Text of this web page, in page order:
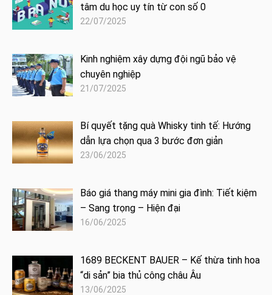
tâm du học uy tín từ con số 0
22/07/2025
Kinh nghiệm xây dựng đội ngũ bảo vệ
chuyên nghiệp
21/07/2025
Bí quyết tặng quà Whisky tinh tế: Hướng
dẫn lựa chọn qua 3 bước đơn giản
23/06/2025
Báo giá thang máy mini gia đình: Tiết kiệm
– Sang trọng – Hiện đại
16/06/2025
1689 BECKENT BAUER – Kế thừa tinh hoa
“di sản” bia thủ công châu Âu
13/06/2025